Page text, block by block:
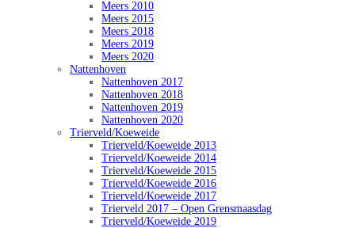
Meers 2010
Meers 2015
Meers 2018
Meers 2019
Meers 2020
Nattenhoven
Nattenhoven 2017
Nattenhoven 2018
Nattenhoven 2019
Nattenhoven 2020
Trierveld/Koeweide
Trierveld/Koeweide 2013
Trierveld/Koeweide 2014
Trierveld/Koeweide 2015
Trierveld/Koeweide 2016
Trierveld/Koeweide 2017
Trierveld 2017 – Open Grensmaasdag
Trierveld/Koeweide 2019